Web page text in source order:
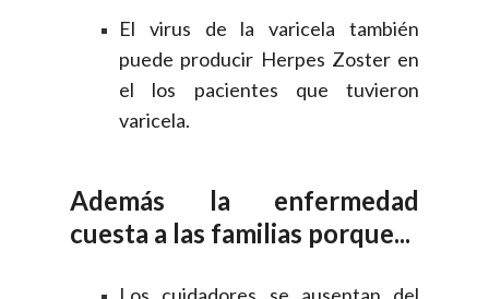
El virus de la varicela también
puede producir Herpes Zoster en
el los pacientes que tuvieron
varicela.
Además la enfermedad
cuesta a las familias porque...